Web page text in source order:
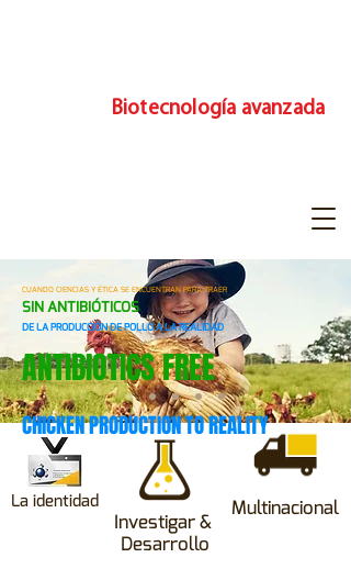
Biotecnología avanzada
CUANDO CIENCIAS Y ÉTICA SE ENCUENTRAN PARA TRAER
SIN ANTIBIÓTICOS
DE LA PRODUCCIÓN DE POLLO A LA REALIDAD
ANTIBIOTICS FREE
CHICKEN PRODUCTION TO REALITY
La identidad
Investigar &
Desarrollo
Multinacional